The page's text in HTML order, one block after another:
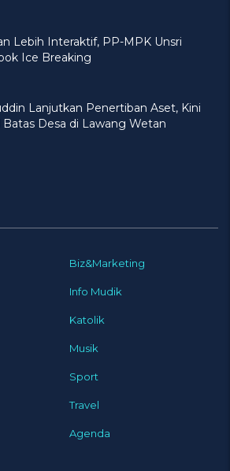
Lebih Interaktif, PP-MPK Unsri
Ice Breaking
Lanjutkan Penertiban Aset, Kini
Batas Desa di Lawang Wetan
Biz&Marketing
Info Mudik
Katolik
Musik
Sport
Travel
Agenda